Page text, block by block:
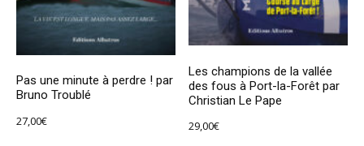
Pas une minute à perdre ! par
Bruno Troublé
27,00€
Les champions de la vallée
des fous à Port-la-Forêt par
Christian Le Pape
29,00€